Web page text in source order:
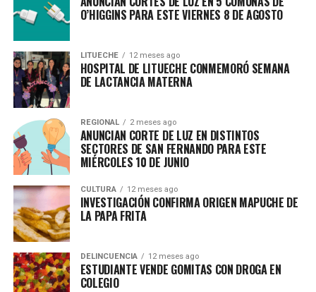
O’HIGGINS PARA ESTE VIERNES 8 DE AGOSTO
LITUECHE 12 meses ago
HOSPITAL DE LITUECHE CONMEMORÓ SEMANA
DE LACTANCIA MATERNA
REGIONAL 2 meses ago
ANUNCIAN CORTE DE LUZ EN DISTINTOS
SECTORES DE SAN FERNANDO PARA ESTE
MIÉRCOLES 10 DE JUNIO
CULTURA 12 meses ago
INVESTIGACIÓN CONFIRMA ORIGEN MAPUCHE DE
LA PAPA FRITA
DELINCUENCIA 12 meses ago
ESTUDIANTE VENDE GOMITAS CON DROGA EN
COLEGIO